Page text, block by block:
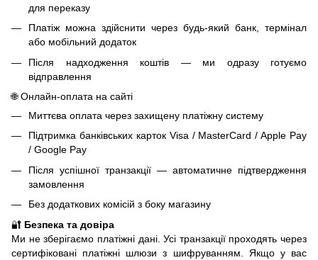
для переказу
Платіж можна здійснити через будь-який банк, термінал
або мобільний додаток
Після надходження коштів — ми одразу готуємо
відправлення
🌐 Онлайн-оплата на сайті
Миттєва оплата через захищену платіжну систему
Підтримка банківських карток Visa / MasterCard / Apple Pay
/ Google Pay
Після успішної транзакції — автоматичне підтвердження
замовлення
Без додаткових комісій з боку магазину
🔐 Безпека та довіра
Ми не зберігаємо платіжні дані. Усі транзакції проходять через
сертифіковані платіжні шлюзи з шифруванням. Якщо у вас